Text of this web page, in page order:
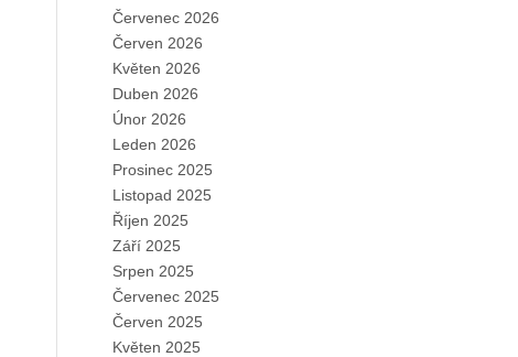
Červenec 2026
Červen 2026
Květen 2026
Duben 2026
Únor 2026
Leden 2026
Prosinec 2025
Listopad 2025
Říjen 2025
Září 2025
Srpen 2025
Červenec 2025
Červen 2025
Květen 2025